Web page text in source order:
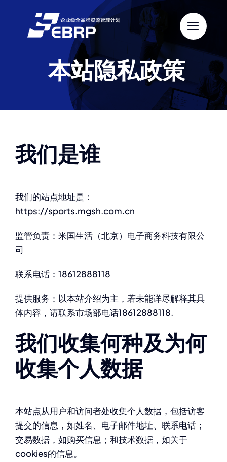
本站隐私政策
我们是谁
我们的站点地址是：
https://sports.mgsh.com.cn
监管负责：米国生活（北京）电子商务科技有限公
司
联系电话：18612888118
提供服务：以本站介绍为主，若未能详尽解释其具
体内容，请联系市场部电话18612888118.
我们收集何种及为何
收集个人数据
本站点从用户和访问者处收集个人数据，包括访客
提交的信息，如姓名、电子邮件地址、联系电话；
交易数据，如购买信息；和技术数据，如关于
cookies的信息。